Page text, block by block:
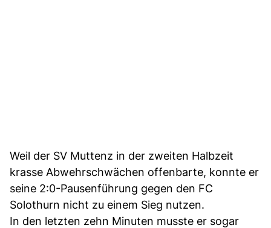
Weil der SV Muttenz in der zweiten Halbzeit
krasse Abwehrschwächen offenbarte, konnte er
seine 2:0-Pausenführung gegen den FC
Solothurn nicht zu einem Sieg nutzen.
In den letzten zehn Minuten musste er sogar